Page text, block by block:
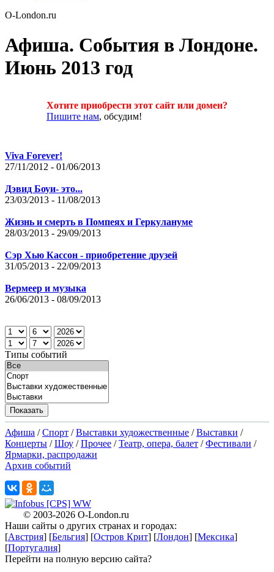
O-London.ru
Афиша. Cобытия в Лондоне.
Июнь 2013 год
Хотите приобрести этот сайт или домен?
Пишите нам, обсудим!
Viva Forever!
27/11/2012 - 01/06/2013
Дэвид Боуи- это...
23/03/2013 - 11/08/2013
Жизнь и смерть в Помпеях и Геркулануме
28/03/2013 - 29/09/2013
Сэр Хью Кассон - приобретение друзей
31/05/2013 - 22/09/2013
Вермеер и музыка
26/06/2013 - 08/09/2013
Типы событий
Афиша /Спорт /Выставки художественные /Выставки /
Концерты /Шоу /Прочее /Театр, опера, балет /Фестивали /
Ярмарки, распродажи
Архив событий
© 2003-2026 O-London.ru
Наши сайты о других странах и городах:
[Австрия] [Бельгия] [Остров Крит] [Лондон] [Мексика]
[Португалия]
Перейти на полную версию сайта?